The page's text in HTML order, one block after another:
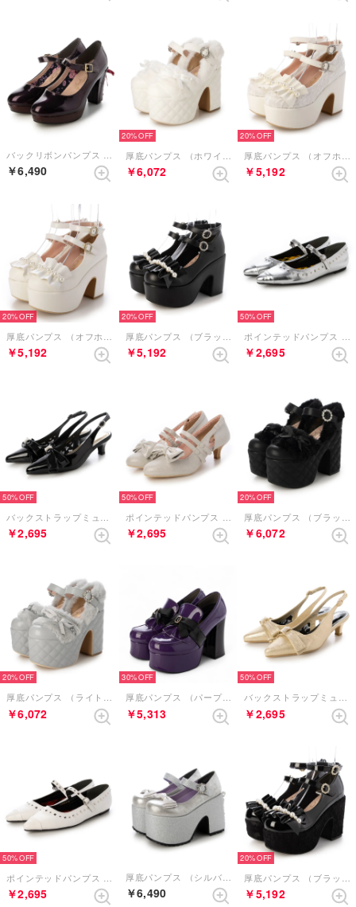
￥6,490
20%
￥6,072
20%
￥5,192
20%
￥5,192
20%
￥5,192
50%
￥2,695
50%
￥2,695
50%
￥2,695
20%
￥6,072
20%
厚底パンプス （ライトグレー）
￥6,072
30%
厚底パンプス （パープルコンビ）
￥5,313
50%
バックストラップミュール （ゴールド）
￥2,695
50%
ポインテッドパンプス （オフホワイト）
￥2,695
厚底パンプス （シルバーコンビ）
￥6,490
20%
厚底パンプス （ブラックエナメル）
￥5,192